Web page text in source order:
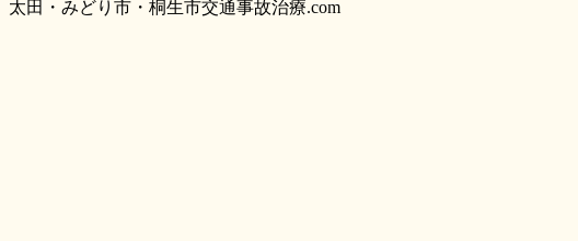
太田・ みどり 市・ 桐生市交通事故治療.com